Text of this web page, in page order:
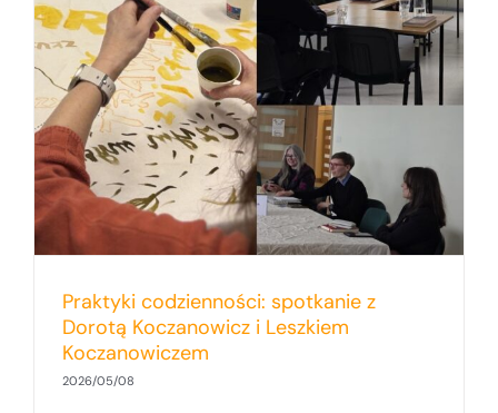
Praktyki codzienności: spotkanie z
Dorotą Koczanowicz i Leszkiem
Koczanowiczem
2026/05/08